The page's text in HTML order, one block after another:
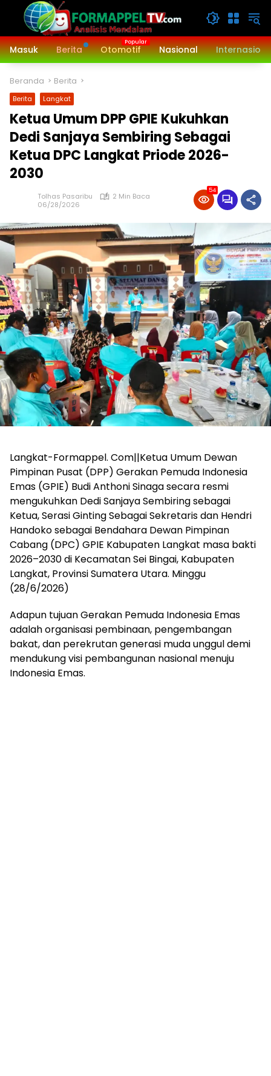
Langsung
konten
Masuk
Berita Otomotif Nasional
Beranda Berita
Berita Langkat
Ketua Umum DPP GPIE Kukuhkan
Dedi Sanjaya Sembiring Sebagai
Ketua DPC Langkat Priode 2026-
2030
Tolhas Pasaribu
2 Min Baca
06/28/2026
54
Langkat-Formappel. Com||Ketua Umum Dewan
Pimpinan Pusat (DPP) Gerakan Pemuda Indonesia
Emas (GPIE) Budi Anthoni Sinaga secara resmi
mengukuhkan Dedi Sanjaya Sembiring sebagai
Ketua, Serasi Ginting Sebagai Sekretaris dan Hendri
Handoko sebagai Bendahara Dewan Pimpinan
Cabang (DPC) GPIE Kabupaten Langkat masa bakti
2026–2030 di Kecamatan Sei Bingai, Kabupaten
Langkat, Provinsi Sumatera Utara. Minggu
(28/6/2026)
Adapun tujuan Gerakan Pemuda Indonesia Emas
adalah organisasi pembinaan, pengembangan
bakat, dan perekrutan generasi muda unggul demi
mendukung visi pembangunan nasional menuju
Indonesia Emas.